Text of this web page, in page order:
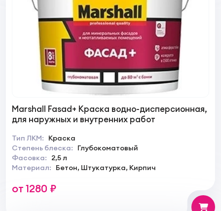
Marshall Fasad+ Краска водно-дисперсионная,
для наружных и внутренних работ
Тип ЛКМ:
Краска
Степень блеска:
Глубокоматовый
Фасовка:
2,5 л
Материал:
Бетон, Штукатурка, Кирпич
от 1280 ₽